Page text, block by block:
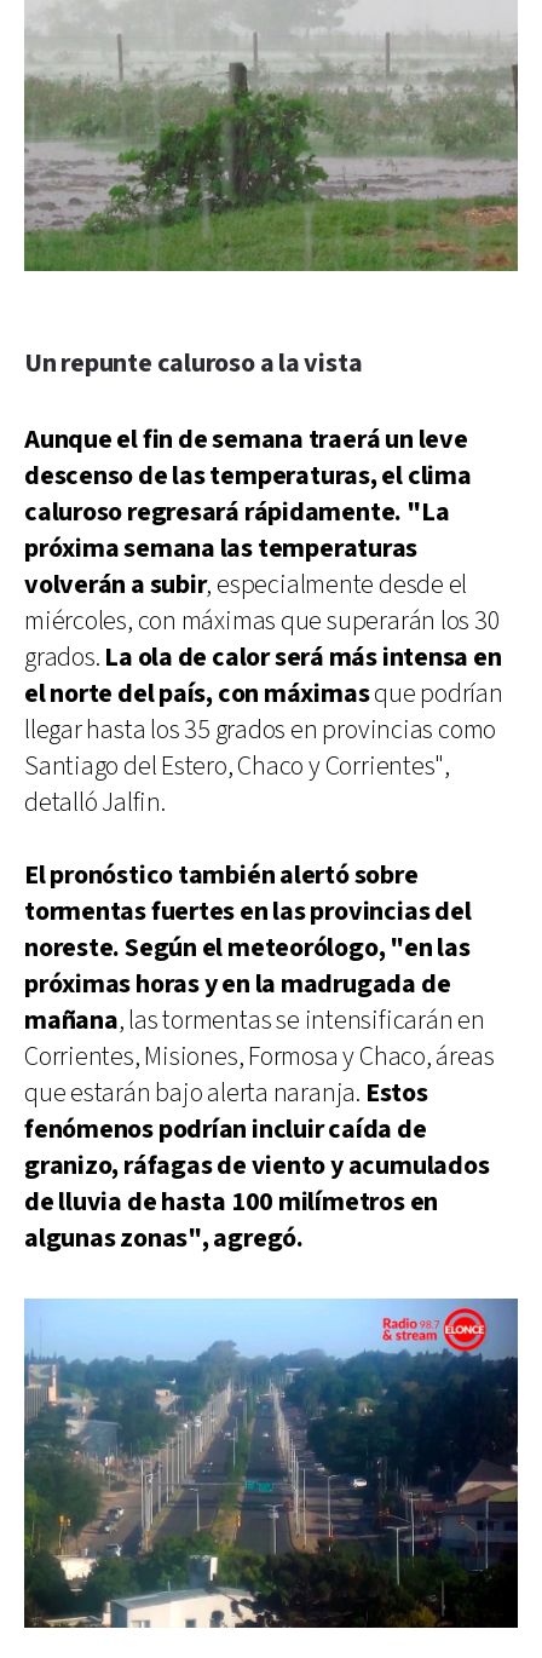
Un repunte caluroso a la vista
Aunque el fin de semana traerá un leve
descenso de las temperaturas, el clima
caluroso regresará rápidamente. "La
próxima semana las temperaturas
volverán a subir, especialmente desde el
miércoles, con máximas que superarán los 30
grados. La ola de calor será más intensa en
el norte del país, con máximasque podrían
llegar hasta los 35 grados en provincias como
Santiago del Estero, Chaco y Corrientes",
detalló Jalfin.
El pronóstico también alertó sobre
tormentas fuertes en las provincias del
noreste. Según el meteorólogo, "en las
próximas horas y en la madrugada de
mañana, las tormentas se intensificarán en
Corrientes, Misiones, Formosa y Chaco, áreas
que estarán bajo alerta naranja. Estos
fenómenos podrían incluir caída de
granizo, ráfagas de viento y acumulados
de lluvia de hasta 100 milímetros en
algunas zonas", agregó.